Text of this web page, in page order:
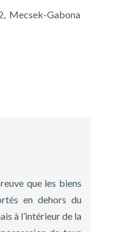
Mecsek-Gabona
que les biens
en dehors du
à l’intérieur de la